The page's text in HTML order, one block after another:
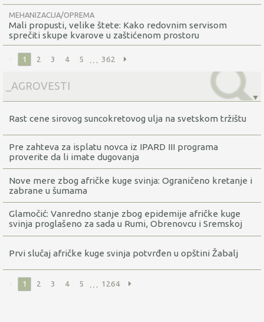
MEHANIZACIJA/OPREMA
Mali propusti, velike štete: Kako redovnim servisom
sprečiti skupe kvarove u zaštićenom prostoru
1 2 3 4 5 362
Rast cene sirovog suncokretovog ulja na svetskom tržištu
Pre zahteva za isplatu novca iz IPARD III programa
proverite da li imate dugovanja
Nove mere zbog afričke kuge svinja: Ograničeno kretanje i
zabrane u šumama
Glamočić: Vanredno stanje zbog epidemije afričke kuge
svinja proglašeno za sada u Rumi, Obrenovcu i Sremskoj
Mitrovici
Prvi slučaj afričke kuge svinja potvrđen u opštini Žabalj
1 2 3 4 5 … 1264